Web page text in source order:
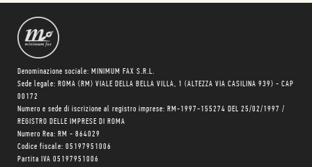
Denominazione sociale: MINIMUM FAX S.R.L.
Sede legale: ROMA (RM) VIALE DELLA BELLA VILLA, 1 (ALTEZZA VIA CASILINA 939) - CAP
00172
Numero e sede di iscrizione al registro imprese: RM-1997-155274 DEL 25/02/1997 /
REGISTRO DELLE IMPRESE DI ROMA
Numero Rea: RM - 864029
Codice fiscale: 05197951006
Partita IVA 05197951006